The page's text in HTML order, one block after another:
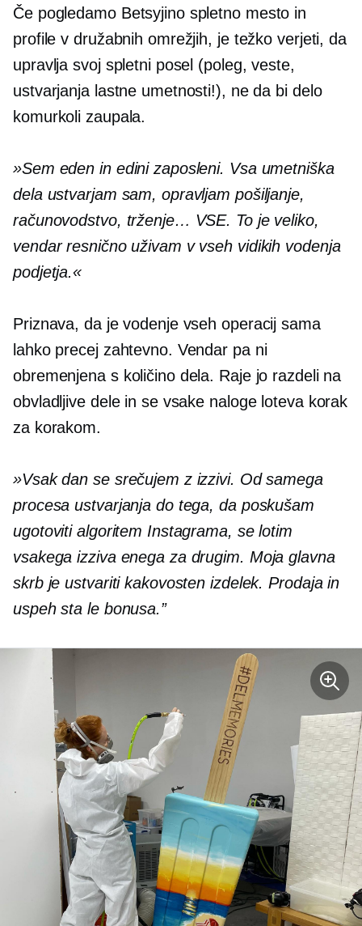
Če pogledamo Betsyjino spletno mesto in
profile v družabnih omrežjih, je težko verjeti, da
upravlja svoj spletni posel (poleg, veste,
ustvarjanja lastne umetnosti!), ne da bi delo
komurkoli zaupala.
»Sem eden in edini zaposleni. Vsa umetniška
dela ustvarjam sam, opravljam pošiljanje,
računovodstvo, trženje… VSE. To je veliko,
vendar resnično uživam v vseh vidikih vodenja
podjetja.«
Priznava, da je vodenje vseh operacij sama
lahko precej zahtevno. Vendar pa ni
obremenjena s količino dela. Raje jo razdeli na
obvladljive dele in se vsake naloge loteva korak
za korakom.
»Vsak dan se srečujem z izzivi. Od samega
procesa ustvarjanja do tega, da poskušam
ugotoviti algoritem Instagrama, se lotim
vsakega izziva enega za drugim. Moja glavna
skrb je ustvariti kakovosten izdelek. Prodaja in
uspeh sta le bonusa.”